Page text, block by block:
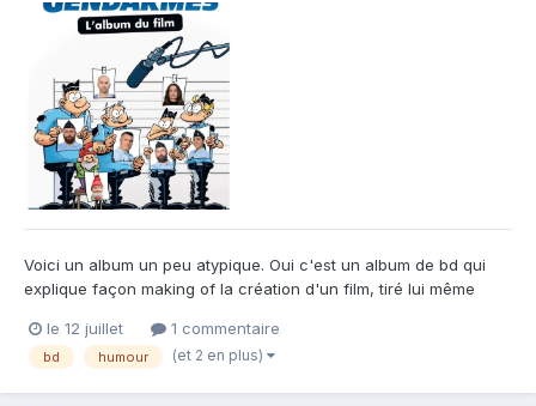
Voici un album un peu atypique. Oui c'est un album de bd qui
explique façon making of la création d'un film, tiré lui même
Par contre ce sera assurément un dilemme pour les amateurs
de la série, car il n'y a que peu de nouveaux gags, les...
le 12 juillet 1 commentaire
bd humour (et 2 en plus)